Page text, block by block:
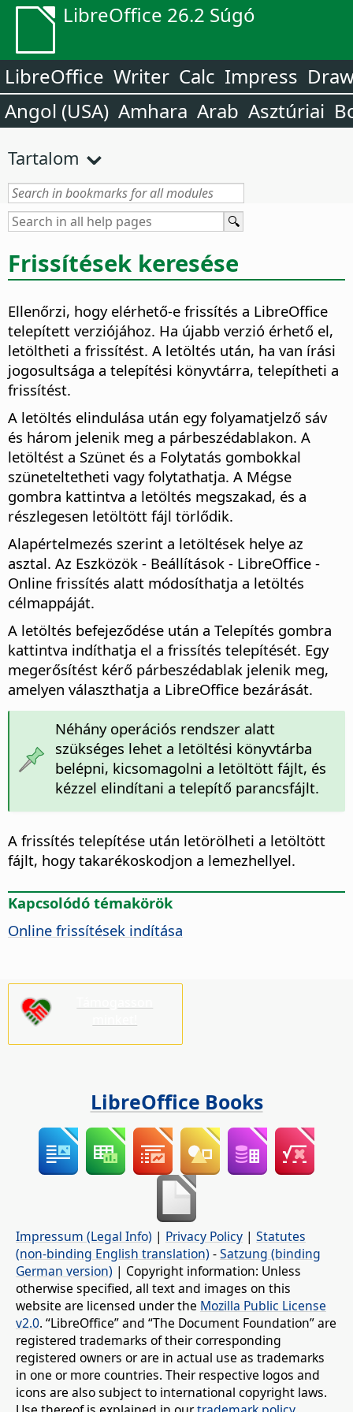
LibreOffice 26.2 Súgó
LibreOffice Writer Calc Impress
Angol (USA) Amhara Arab Asztúriai
Tartalom
Frissítések keresése
Ellenőrzi, hogy elérhető-e frissítés a LibreOffice
telepített verziójához. Ha újabb verzió érhető el,
letöltheti a frissítést. A letöltés után, ha van írási
jogosultsága a telepítési könyvtárra, telepítheti a
frissítést.
A letöltés elindulása után egy folyamatjelző sáv
és három jelenik meg a párbeszédablakon. A
letöltést a Szünet és a Folytatás gombokkal
szüneteltetheti vagy folytathatja. A Mégse
gombra kattintva a letöltés megszakad, és a
részlegesen letöltött fájl törlődik.
Alapértelmezés szerint a letöltések helye az
asztal. Az Eszközök - Beállítások - LibreOffice -
Online frissítés alatt módosíthatja a letöltés
célmappáját.
A letöltés befejeződése után a Telepítés gombra
kattintva indíthatja el a frissítés telepítését. Egy
megerősítést kérő párbeszédablak jelenik meg,
amelyen választhatja a LibreOffice bezárását.
Néhány operációs rendszer alatt
szükséges lehet a letöltési könyvtárba
belépni, kicsomagolni a letöltött fájlt, és
kézzel elindítani a telepítő parancsfájlt.
A frissítés telepítése után letörölheti a letöltött
fájlt, hogy takarékoskodjon a lemezhellyel.
Kapcsolódó témakörök
Online frissítések indítása
LibreOffice Books
Impressum (Legal Info) | Privacy Policy | Statutes
(non-binding English translation) -Satzung (binding
German version) | Copyright information: Unless
otherwise specified, all text and images on this
website are licensed under the Mozilla Public License
v2.0. “LibreOffice” and “The Document Foundation” are
registered trademarks of their corresponding
registered owners or are in actual use as trademarks
in one or more countries. Their respective logos and
icons are also subject to international copyright laws.